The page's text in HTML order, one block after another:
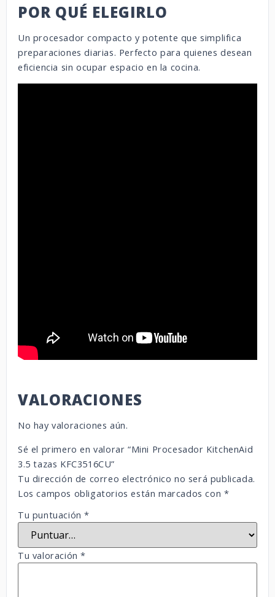
POR QUÉ ELEGIRLO
Un procesador compacto y potente que simplifica
preparaciones diarias. Perfecto para quienes desean
eficiencia sin ocupar espacio en la cocina.
VALORACIONES
No hay valoraciones aún.
Sé el primero en valorar “Mini Procesador KitchenAid
3.5 tazas KFC3516CU”
Tu dirección de correo electrónico no será publicada.
Los campos obligatorios están marcados con *
Tu puntuación*
Tu valoración*